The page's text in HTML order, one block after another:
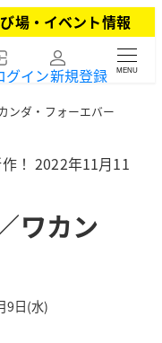
場・イベント情報
グイン新規登録 MENU
ンダ・フォーエバー
！ 2022年11月11
ワカン
9日(水)